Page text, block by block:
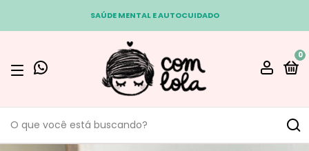
SAÚDE MENTAL E AUTOCUIDADO
0